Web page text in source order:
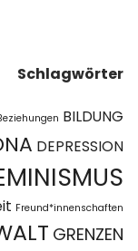
Schlagwörter
BILDUNG
DEPRESSION
Freund*innenschaften
GRENZEN